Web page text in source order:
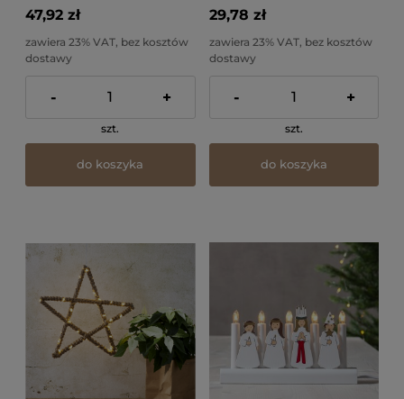
47,92 zł
zawiera 23% VAT, bez kosztów
dostawy
- +
szt.
do koszyka
29,78 zł
zawiera 23% VAT, bez kosztów
dostawy
- +
szt.
do koszyka